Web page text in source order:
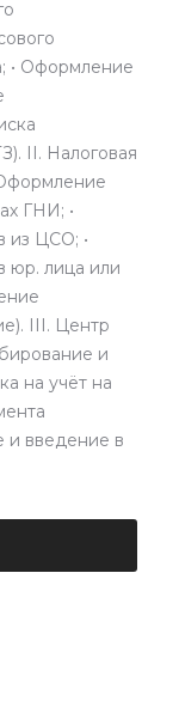
• Оформление
II. Налоговая
ГНИ; •
из ЦСО; •
юр. лица или
III. Центр
и
на учёт на
и введение в